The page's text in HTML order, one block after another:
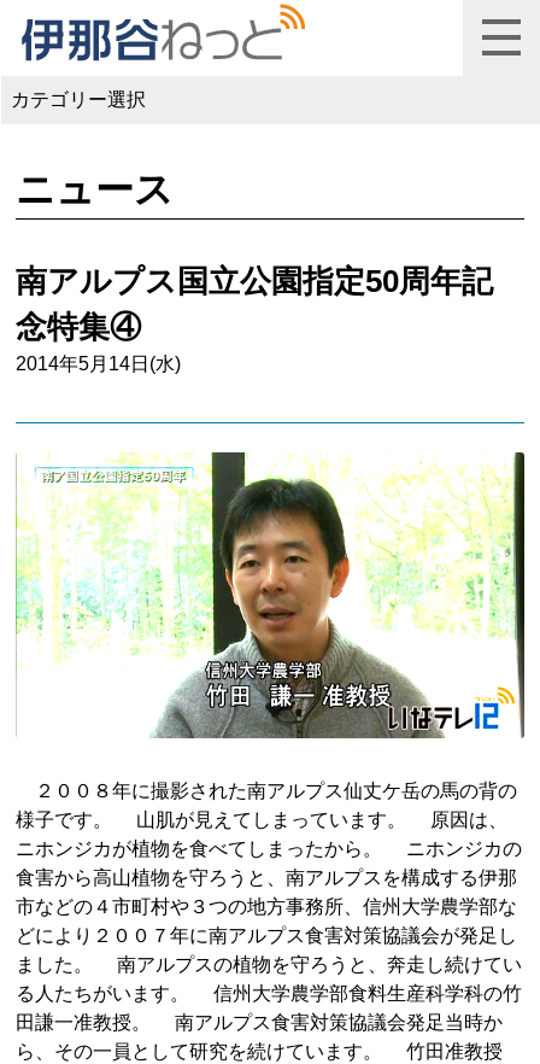
カテゴリー選択
ニュース
南アルプス国立公園指定50周年記
念特集④
2014年5月14日(水)
２００８年に撮影された南アルプス仙丈ケ岳の馬の背の
様子です。 山肌が見えてしまっています。 原因は、
ニホンジカが植物を食べてしまったから。 ニホンジカの
食害から高山植物を守ろうと、南アルプスを構成する伊那
市などの４市町村や３つの地方事務所、信州大学農学部な
どにより２００７年に南アルプス食害対策協議会が発足し
ました。 南アルプスの植物を守ろうと、奔走し続けてい
る人たちがいます。 信州大学農学部食料生産科学科の竹
田謙一准教授。 南アルプス食害対策協議会発足当時か
ら、その一員として研究を続けています。 竹田准教授